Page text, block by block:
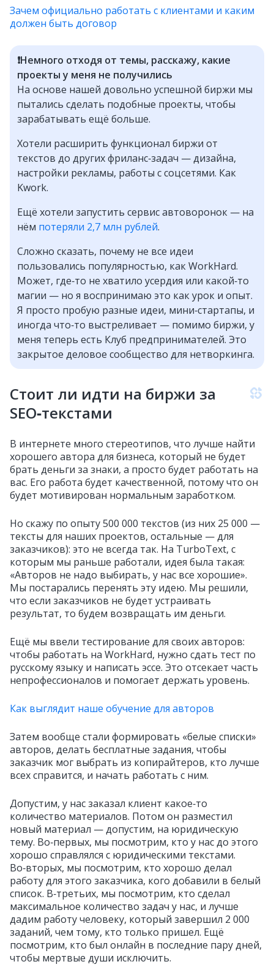
Зачем официально работать с клиентами и каким
должен быть договор
❗️Немного отходя от темы, расскажу, какие
проекты у меня не получились
На основе нашей довольно успешной биржи мы
пытались сделать подобные проекты, чтобы
зарабатывать ещё больше.
Хотели расширить функционал биржи от
текстов до других фриланс‑задач — дизайна,
настройки рекламы, работы с соцсетями. Как
Kwork.
Ещё хотели запустить сервис автоворонок — на
нём потеряли 2,7 млн рублей.
Сложно сказать, почему не все идеи
пользовались популярностью, как WorkHard.
Может, где‑то не хватило усердия или какой‑то
магии — но я воспринимаю это как урок и опыт.
Я просто пробую разные идеи, мини‑стартапы, и
иногда что‑то выстреливает — помимо биржи, у
меня теперь есть Клуб предпринимателей. Это
закрытое деловое сообщество для нетворкинга.
Стоит ли идти на биржи за
SEO‑текстами
В интернете много стереотипов, что лучше найти
хорошего автора для бизнеса, который не будет
брать деньги за знаки, а просто будет работать на
вас. Его работа будет качественной, потому что он
будет мотивирован нормальным заработком.
Но скажу по опыту 500 000 текстов (из них 25 000 —
тексты для наших проектов, остальные — для
заказчиков): это не всегда так. На TurboText, с
которым мы раньше работали, идея была такая:
«Авторов не надо выбирать, у нас все хорошие».
Мы постарались перенять эту идею. Мы решили,
что если заказчиков не будет устраивать
результат, то будем возвращать им деньги.
Ещё мы ввели тестирование для своих авторов:
чтобы работать на WorkHard, нужно сдать тест по
русскому языку и написать эссе. Это отсекает часть
непрофессионалов и помогает держать уровень.
Как выглядит наше обучение для авторов
Затем вообще стали формировать «белые списки»
авторов, делать бесплатные задания, чтобы
заказчик мог выбрать из копирайтеров, кто лучше
всех справится, и начать работать с ним.
Допустим, у нас заказал клиент какое‑то
количество материалов. Потом он разместил
новый материал — допустим, на юридическую
тему. Во‑первых, мы посмотрим, кто у нас до этого
хорошо справлялся с юридическими текстами.
Во‑вторых, мы посмотрим, кто хорошо делал
работу для этого заказчика, кого добавили в белый
список. В‑третьих, мы посмотрим, кто сделал
максимальное количество задач у нас, и лучше
дадим работу человеку, который завершил 2 000
заданий, чем тому, кто только пришел. Ещё
посмотрим, кто был онлайн в последние пару дней,
чтобы мертвые души исключить.